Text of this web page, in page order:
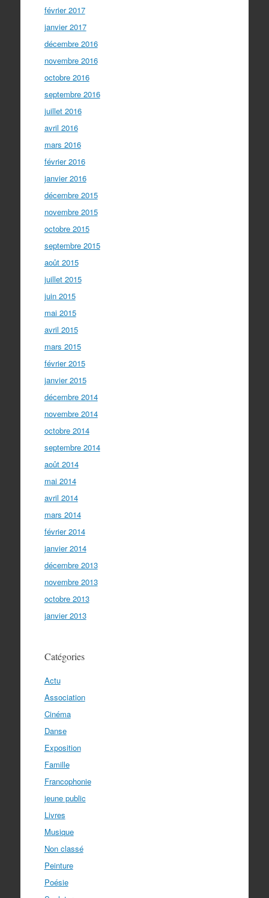
février 2017
janvier 2017
décembre 2016
novembre 2016
octobre 2016
septembre 2016
juillet 2016
avril 2016
mars 2016
février 2016
janvier 2016
décembre 2015
novembre 2015
octobre 2015
septembre 2015
août 2015
juillet 2015
juin 2015
mai 2015
avril 2015
mars 2015
février 2015
janvier 2015
décembre 2014
novembre 2014
octobre 2014
septembre 2014
août 2014
mai 2014
avril 2014
mars 2014
février 2014
janvier 2014
décembre 2013
novembre 2013
octobre 2013
janvier 2013
Catégories
Actu
Association
Cinéma
Danse
Exposition
Famille
Francophonie
jeune public
Livres
Musique
Non classé
Peinture
Poésie